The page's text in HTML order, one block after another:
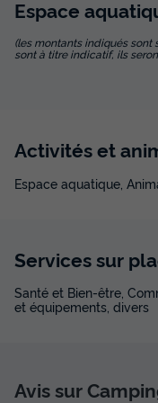
Mobilhome 5
27m² 5
Voir le plan 2D
chambres
du14/09/2026 au
Espace
(les montants indiqués sont
sont à titre indicatif, ils
Activités et
Espace aquatique,
Services sur
Santé et Bien-être,
et équipements, divers
Avis sur